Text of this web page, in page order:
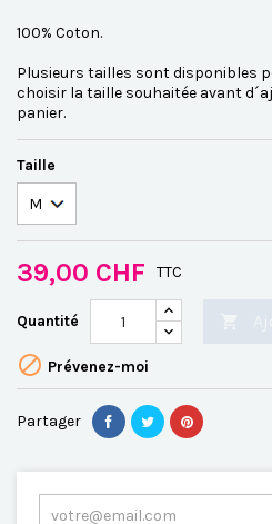
100% Coton.
Plusieurs tailles sont disponibles
choisir la taille souhaitée avant
panier.
Taille
39,00 CHF TTC
Quantité
 Prévenez-moi
Partager